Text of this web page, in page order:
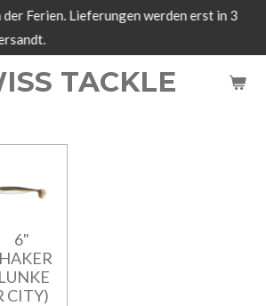
TACKLE
Ferien. Lieferungen werden erst in 3
6"
CITY)